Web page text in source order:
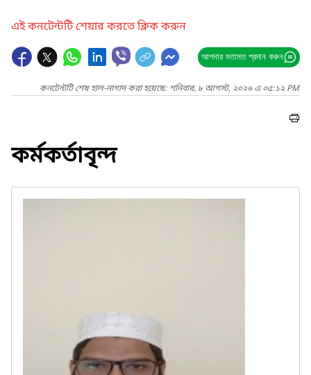
এই কনটেন্টটি শেয়ার করতে ক্লিক করুন
আপনার মতামত প্রদান করুন
কনটেন্টটি শেষ হাল-নাগাদ করা হয়েছে: শনিবার, ৮ আগস্ট, ২০২৬ এ ০৫:১২ PM
কর্মকর্তাবৃন্দ